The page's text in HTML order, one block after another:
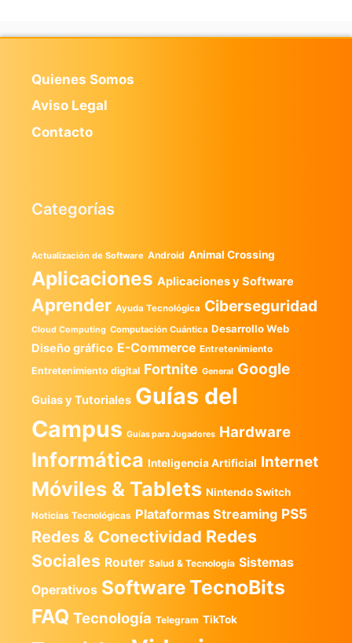
Quienes Somos
Aviso Legal
Contacto
Categorías
Actualización de Software Android Animal Crossing
Aplicaciones Aplicaciones y Software
Aprender Ayuda Tecnológica Ciberseguridad
Cloud Computing Computación Cuántica Desarrollo Web
Diseño gráfico E-Commerce Entretenimiento
Entretenimiento digital Fortnite General Google
Guias y Tutoriales Guías del
Campus Guías para Jugadores Hardware
Informática Inteligencia Artificial Internet
Móviles & Tablets Nintendo Switch
Noticias Tecnológicas Plataformas Streaming PS5
Redes & Conectividad Redes
Sociales Router Salud & Tecnología Sistemas
Operativos SoftwareTecnoBits
FAQ Tecnología Telegram TikTok